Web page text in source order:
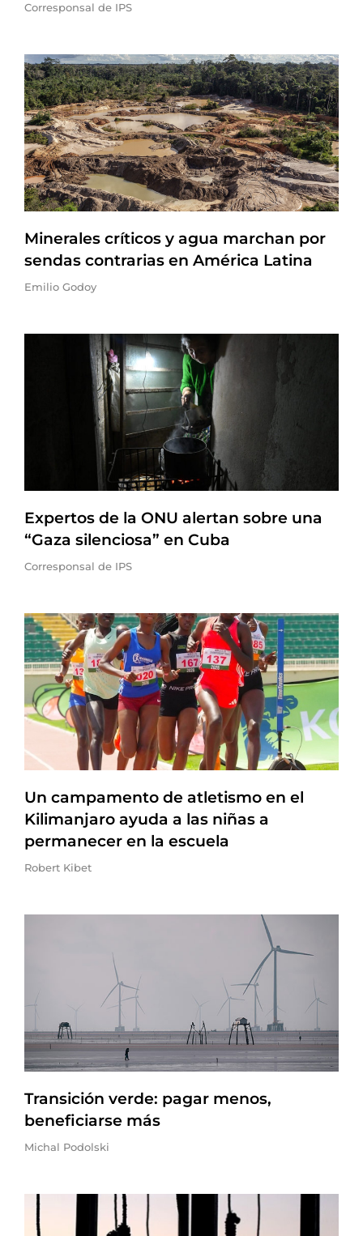
Corresponsal de IPS
Minerales críticos y agua marchan por
sendas contrarias en América Latina
Emilio Godoy
Expertos de la ONU alertan sobre una
“Gaza silenciosa” en Cuba
Corresponsal de IPS
Un campamento de atletismo en el
Kilimanjaro ayuda a las niñas a
permanecer en la escuela
Robert Kibet
Transición verde: pagar menos,
beneficiarse más
Michal Podolski